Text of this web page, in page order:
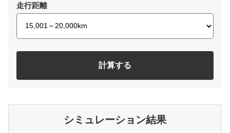
走行距離
計算する
シミュレーション結果